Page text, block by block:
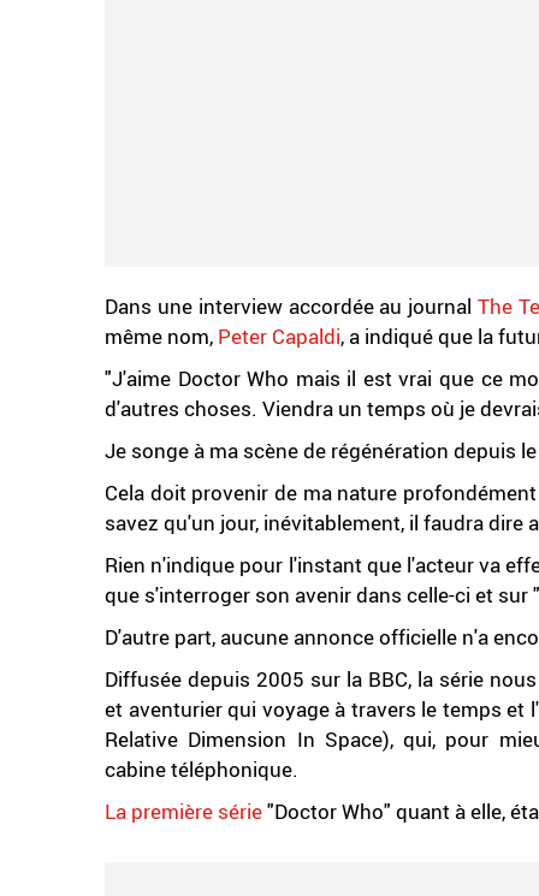
Dans une interview accordée au journalThe
même nom, Peter Capaldi, a indiqué que la
"J'aime Doctor Who mais il est vrai que ce
d'autres choses. Viendra un temps où je
Je songe à ma scène de régénération depuis
Cela doit provenir de ma nature
savez qu'un jour, inévitablement, il faudra dire
Rien n'indique pour l'instant que l'acteur va
que s'interroger son avenir dans celle-ci et
D'autre part, aucune annonce officielle n'a
Diffusée depuis 2005 sur la BBC, la série
et aventurier qui voyage à travers le temps et
Relative Dimension In Space), qui, pour
cabine téléphonique.
La première série"Doctor Who" quant à elle,